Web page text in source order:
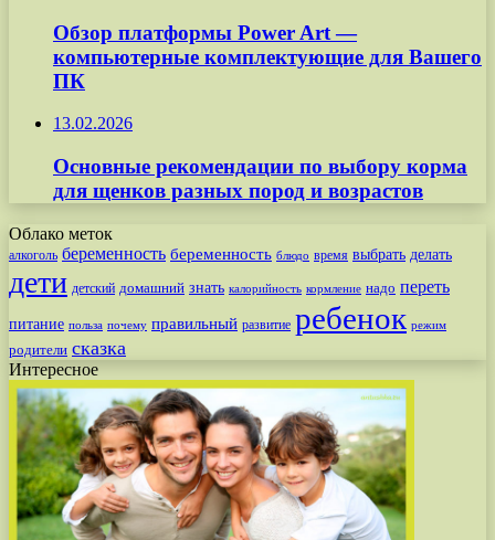
Обзор платформы Power Art —
компьютерные комплектующие для Вашего
ПК
13.02.2026
Основные рекомендации по выбору корма
для щенков разных пород и возрастов
Облако меток
алкоголь беременность беременность блюдо время выбрать делать
дети детский домашний знать калорийность кормление надо переть
питание польза почему правильный развитие ребенок режим
родители сказка
Интересное